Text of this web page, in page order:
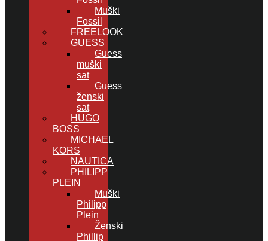
Muški
Fossil
FREELOOK
GUESS
Guess
muški
sat
Guess
ženski
sat
HUGO
BOSS
MICHAEL
KORS
NAUTICA
PHILIPP
PLEIN
Muški
Philipp
Plein
Ženski
Phillip